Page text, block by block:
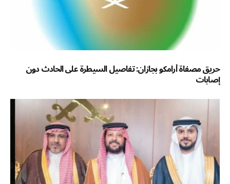
حريق مصفاة أرامكو بجازان: تفاصيل السيطرة على الحادث دون
إصابات